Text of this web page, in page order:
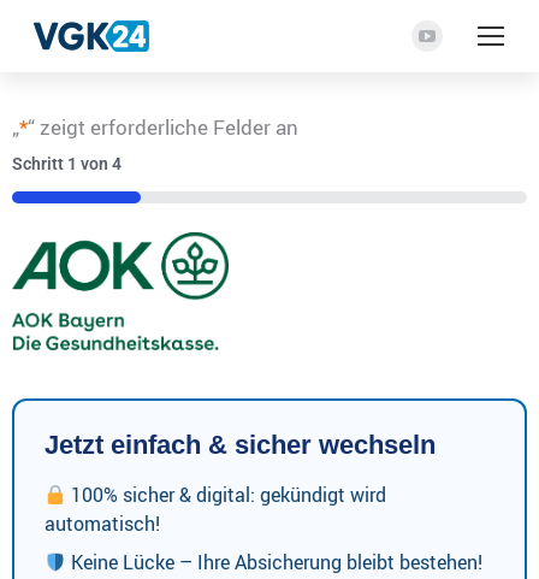
YouTube
neuen
„*“ zeigt erforderliche Felder an
Schritt 1 von 4
25%
Jetzt einfach & sicher wechseln
100% sicher & digital: gekündigt wird
automatisch!
Keine Lücke – Ihre Absicherung bleibt bestehen!